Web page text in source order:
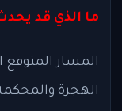
ما الذي قد
المسار
الهجرة والمحكمة